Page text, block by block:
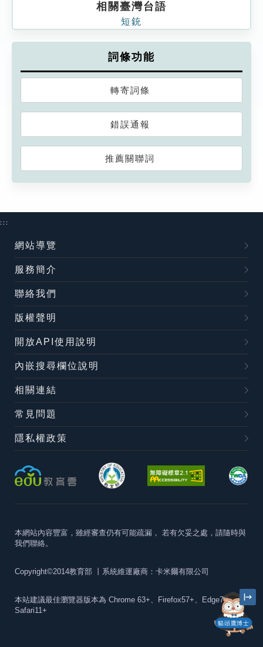
相關臺灣台語
短銃
詞條功能
轉寄詞條
錯誤通報
推薦關聯詞
貓頭鷹博士
:::
網站導覽
服務簡介
聯絡我們
版權聲明
開放API使用說明
內嵌搜尋欄位說明
相關連結
常見問題
隱私權政策
本網站內容豐富，雖經審查仍有可能疏漏， 若有欠妥之處，請隨時與
我們聯絡。
Copyright©2014教育部 丨系統維運廠商：卡米爾有限公司
本站建議最佳瀏覽器版本為 Chrome 63+、Firefox57+、Edge79+及
Safari11+